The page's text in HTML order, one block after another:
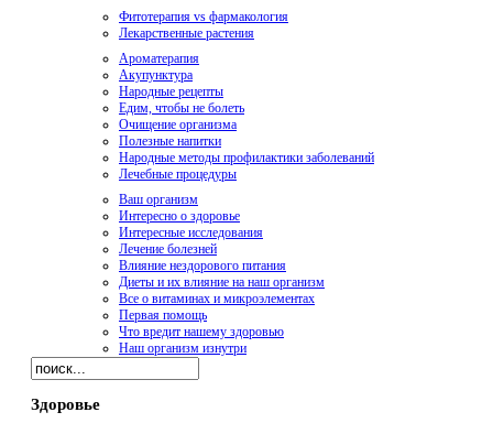
Фитотерапия vs фармакология
Лекарственные растения
Ароматерапия
Акупунктура
Народные рецепты
Едим, чтобы не болеть
Очищение организма
Полезные напитки
Народные методы профилактики заболеваний
Лечебные процедуры
Ваш организм
Интересно о здоровье
Интересные исследования
Лечение болезней
Влияние нездорового питания
Диеты и их влияние на наш организм
Все о витаминах и микроэлементах
Первая помощь
Что вредит нашему здоровью
Наш организм изнутри
Здоровье